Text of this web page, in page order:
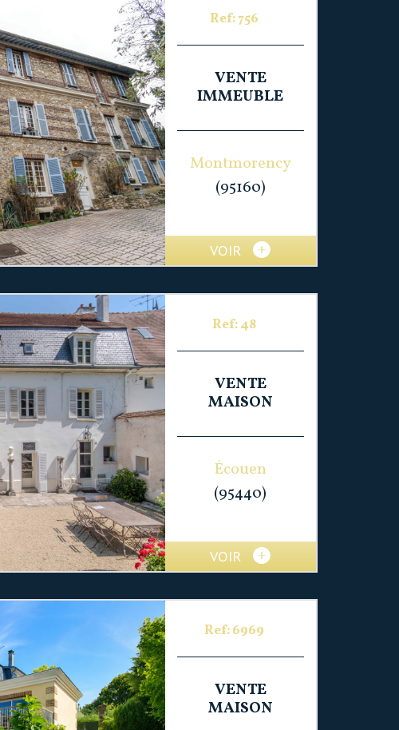
Ref: 756
VENTE
IMMEUBLE
Montmorency
(95160)
VOIR
Ref: 48
VENTE
MAISON
Écouen
(95440)
VOIR
Ref: 6969
VENTE
MAISON